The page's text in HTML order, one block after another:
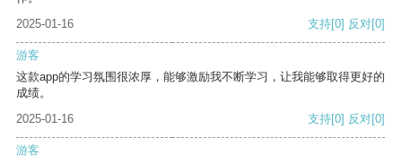
2025-01-16
支持[0] 反对[0]
游客
这款app的学习氛围很浓厚，能够激励我不断学习，让我能够取得更好的
成绩。
2025-01-16
支持[0] 反对[0]
游客